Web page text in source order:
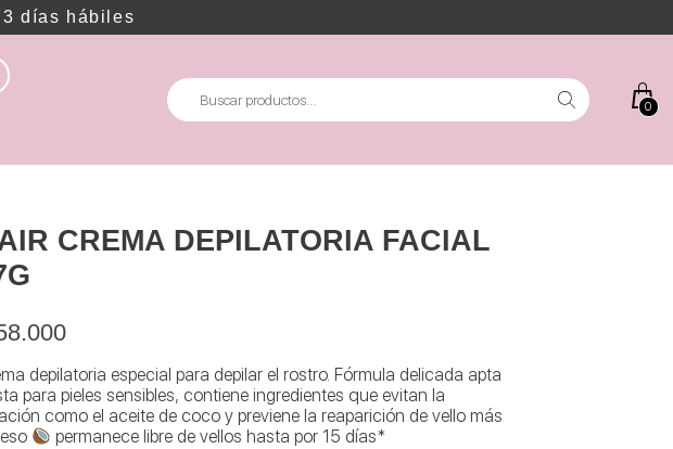
días hábiles
Buscar
por:
0
CREMA DEPILATORIA FACIAL
depilatoria especial para depilar el rostro. Fórmula delicada apta
para pieles sensibles, contiene ingredientes que evitan la
como el aceite de coco y previene la reaparición de vello más
permanece libre de vellos hasta por 15 días*